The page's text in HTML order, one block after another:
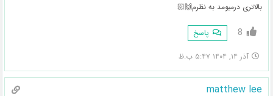
بالاتری درمیومد به نظرم🙌🏻
8 پاسخ
آذر ۱۴, ۱۴۰۴ ۵:۴۷ ب.ظ
matthew lee